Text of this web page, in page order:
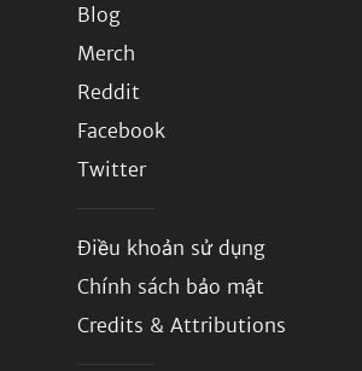
Blog
Merch
Reddit
Facebook
Twitter
Điều khoản sử dụng
Chính sách bảo mật
Credits & Attributions